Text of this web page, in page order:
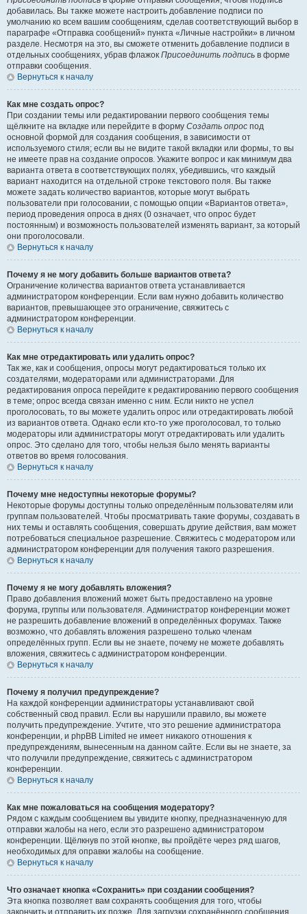
добавилась. Вы также можете настроить добавление подписи по
умолчанию ко всем вашим сообщениям, сделав соответствующий выбор в
параграфе «Отправка сообщений» пункта «Личные настройки» в личном
разделе. Несмотря на это, вы сможете отменить добавление подписи в
отдельных сообщениях, убрав флажок Присоединить подпись в форме
отправки сообщения.
Вернуться к началу
Как мне создать опрос?
При создании темы или редактировании первого сообщения темы
щёлкните на вкладке или перейдите в форму Создать опрос под
основной формой для создания сообщения, в зависимости от
используемого стиля; если вы не видите такой вкладки или формы, то вы
не имеете прав на создание опросов. Укажите вопрос и как минимум два
варианта ответа в соответствующих полях, убедившись, что каждый
вариант находится на отдельной строке текстового поля. Вы также
можете задать количество вариантов, которые могут выбрать
пользователи при голосовании, с помощью опции «Вариантов ответа»,
период проведения опроса в днях (0 означает, что опрос будет
постоянным) и возможность пользователей изменять вариант, за который
они проголосовали.
Вернуться к началу
Почему я не могу добавить больше вариантов ответа?
Ограничение количества вариантов ответа устанавливается
администратором конференции. Если вам нужно добавить количество
вариантов, превышающее это ограничение, свяжитесь с
администратором конференции.
Вернуться к началу
Как мне отредактировать или удалить опрос?
Так же, как и сообщения, опросы могут редактироваться только их
создателями, модераторами или администраторами. Для
редактирования опроса перейдите к редактированию первого сообщения
в теме; опрос всегда связан именно с ним. Если никто не успел
проголосовать, то вы можете удалить опрос или отредактировать любой
из вариантов ответа. Однако если кто-то уже проголосовал, то только
модераторы или администраторы могут отредактировать или удалить
опрос. Это сделано для того, чтобы нельзя было менять варианты
ответов во время голосования.
Вернуться к началу
Почему мне недоступны некоторые форумы?
Некоторые форумы доступны только определённым пользователям или
группам пользователей. Чтобы просматривать такие форумы, создавать в
них темы и оставлять сообщения, совершать другие действия, вам может
потребоваться специальное разрешение. Свяжитесь с модератором или
администратором конференции для получения такого разрешения.
Вернуться к началу
Почему я не могу добавлять вложения?
Право добавления вложений может быть предоставлено на уровне
форума, группы или пользователя. Администратор конференции может
не разрешить добавление вложений в определённых форумах. Также
возможно, что добавлять вложения разрешено только членам
определённых групп. Если вы не знаете, почему не можете добавлять
вложения, свяжитесь с администратором конференции.
Вернуться к началу
Почему я получил предупреждение?
На каждой конференции администраторы устанавливают свой
собственный свод правил. Если вы нарушили правило, вы можете
получить предупреждение. Учтите, что это решение администратора
конференции, и phpBB Limited не имеет никакого отношения к
предупреждениям, вынесенным на данном сайте. Если вы не знаете, за
что получили предупреждение, свяжитесь с администратором
конференции.
Вернуться к началу
Как мне пожаловаться на сообщения модератору?
Рядом с каждым сообщением вы увидите кнопку, предназначенную для
отправки жалобы на него, если это разрешено администратором
конференции. Щёлкнув по этой кнопке, вы пройдёте через ряд шагов,
необходимых для оправки жалобы на сообщение.
Вернуться к началу
Что означает кнопка «Сохранить» при создании сообщения?
Эта кнопка позволяет вам сохранять сообщения для того, чтобы